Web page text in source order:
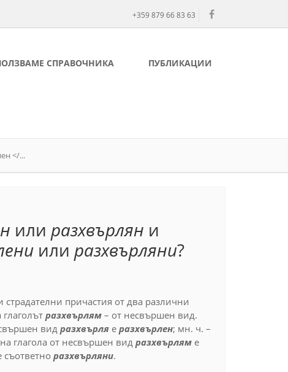
+359 879 66 83 63
СПРАВОЧНИКА ПУБЛИКАЦИИ
</...
или разхвърлян и
или разхвърляни?
причастия от два различни
разхвърлям – от несвършен вид.
вид разхвърля е разхвърлен; мн. ч. –
глагола от несвършен видразхвърлям е
съответно разхвърляни.